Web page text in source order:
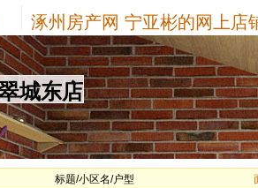
涿州房产网 宁亚彬的网上店
城东店
标题/小区名/户型